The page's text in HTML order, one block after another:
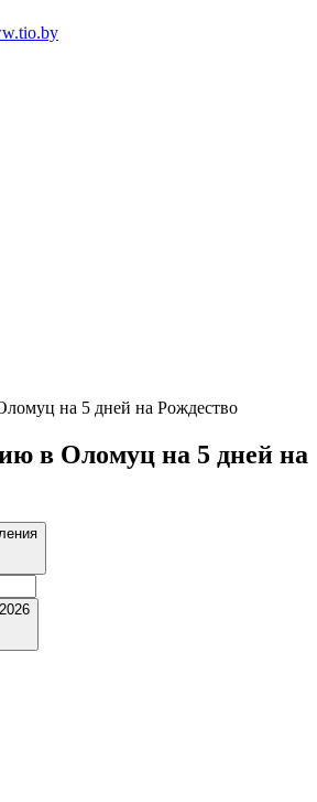
в Оломуц на 5 дней на